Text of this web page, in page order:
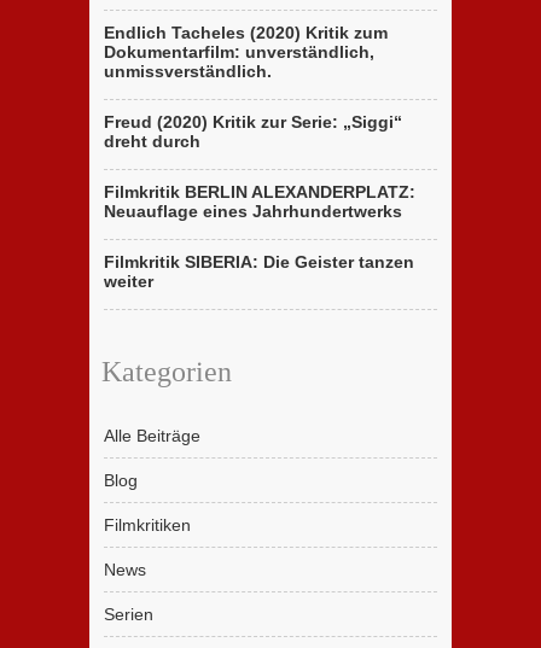
Endlich Tacheles (2020) Kritik zum
Dokumentarfilm: unverständlich,
unmissverständlich.
Freud (2020) Kritik zur Serie: „Siggi“
dreht durch
Filmkritik BERLIN ALEXANDERPLATZ:
Neuauflage eines Jahrhundertwerks
Filmkritik SIBERIA: Die Geister tanzen
weiter
Kategorien
Alle Beiträge
Blog
Filmkritiken
News
Serien